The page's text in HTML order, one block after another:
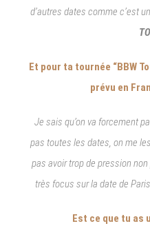
d’autres dates comme c’est
Et pour ta tournée “BBW
prévu en
Je sais qu’on va forcement
pas toutes les dates, on me
pas avoir trop de pression
très focus sur la date de
Est ce que tu as